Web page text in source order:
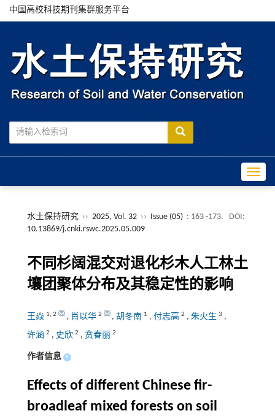
中国高校科技期刊集群服务平台
水土保持研究 ›› 2025, Vol. 32 ›› Issue (05) : 163 -173.
DOI:
10.13869/j.cnki.rswc.2025.05.009
不同杉阔混交对退化杉木人工林土
壤团聚体分布及其稳定性的影响
王焱 1, 2 , 肖以华 2 , 胡冬南 1 , 付志高 2 , 朱火生 3 ,
许涵 2 , 史欣 2 , 贲春丽 2
作者信息 +
Effects of different Chinese fir-
broadleaf mixed forests on soil